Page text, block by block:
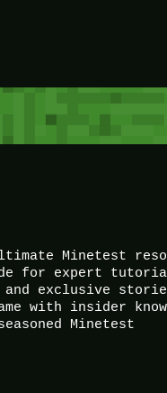
Minetest
for expert
and exclusive
with insider
Minetest